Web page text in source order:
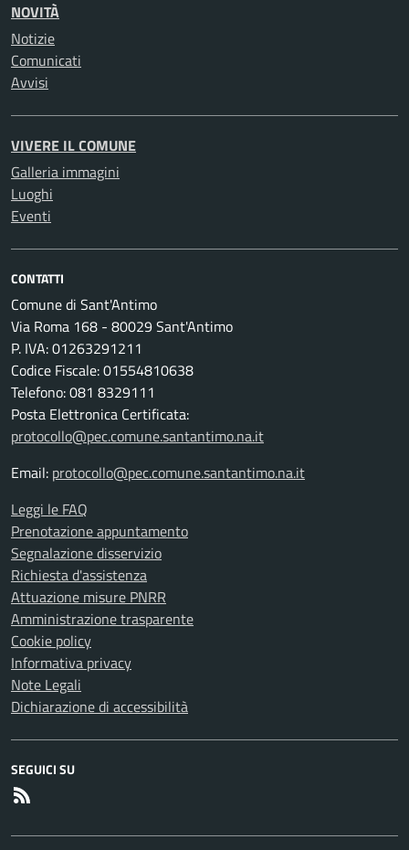
NOVITÀ
Notizie
Comunicati
Avvisi
VIVERE IL COMUNE
Galleria immagini
Luoghi
Eventi
CONTATTI
Comune di Sant'Antimo
Via Roma 168 - 80029 Sant'Antimo
P. IVA: 01263291211
Codice Fiscale: 01554810638
Telefono: 081 8329111
Posta Elettronica Certificata:
protocollo@pec.comune.santantimo.na.it
Email: protocollo@pec.comune.santantimo.na.it
Leggi le FAQ
Prenotazione appuntamento
Segnalazione disservizio
Richiesta d'assistenza
Attuazione misure PNRR
Amministrazione trasparente
Cookie policy
Informativa privacy
Note Legali
Dichiarazione di accessibilità
SEGUICI SU